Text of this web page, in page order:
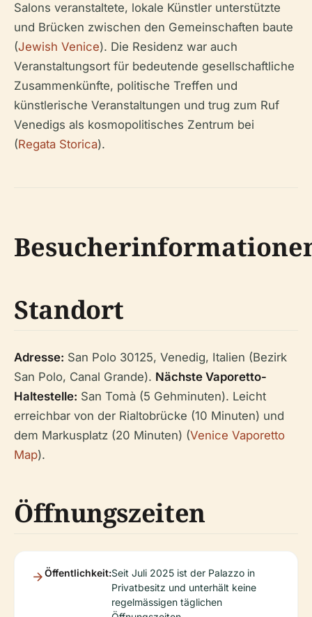
Salons veranstaltete, lokale Künstler unterstützte
und Brücken zwischen den Gemeinschaften baute
(Jewish Venice). Die Residenz war auch
Veranstaltungsort für bedeutende gesellschaftliche
Zusammenkünfte, politische Treffen und
künstlerische Veranstaltungen und trug zum Ruf
Venedigs als kosmopolitisches Zentrum bei
(Regata Storica).
Standort
Adresse: San Polo 30125, Venedig, Italien (Bezirk
San Polo, Canal Grande). Nächste Vaporetto-
Haltestelle: San Tomà (5 Gehminuten). Leicht
erreichbar von der Rialtobrücke (10 Minuten) und
dem Markusplatz (20 Minuten) (Venice Vaporetto
Map).
Öffnungszeiten
Öffentlichkeit:Seit Juli 2025 ist der Palazzo in
Privatbesitz und unterhält keine
regelmässigen täglichen